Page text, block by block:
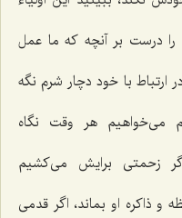
درست بر آنچه كه ما عمل
ارتباط با خود دچار شرم نگه
می‌خواهیم هر وقت نگاه
زحمتی برایش می‌كشیم
ذاكره او بماند، اگر قدمی